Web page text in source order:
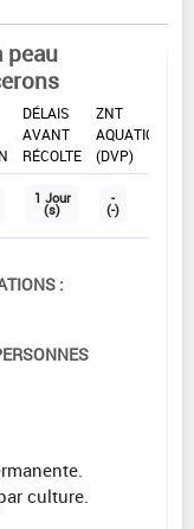
peau
DÉLAIS
AVANT
RÉCOLTE
ZNT
AQUATIQUE
(DVP)
1 Jour
(s)
-
(-)
:
culture.